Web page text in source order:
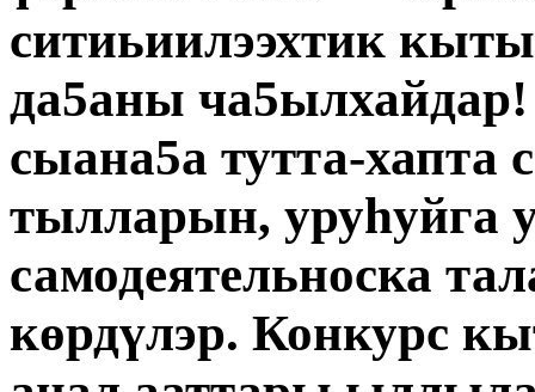
ситиьиилээхтик
да5аны ча5ылхайдар!
сыана5а тутта-
тылларын, уруһуйга
самодеятельноска
көрдүлэр. Конкурс